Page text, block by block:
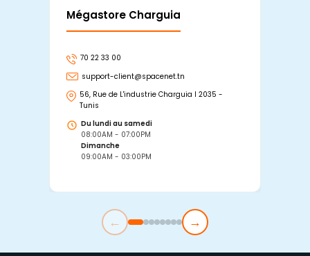
Mégastore Charguia
70 22 33 00
support-client@spacenet.tn
56, Rue de L'industrie Charguia I 2035 -
Tunis
Du lundi au samedi
08:00AM - 07:00PM
Dimanche
09:00AM - 03:00PM
← →